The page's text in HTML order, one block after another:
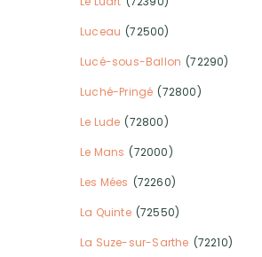
Luceau (72500)
Lucé-sous-Ballon (72290)
Luché-Pringé (72800)
Le Lude (72800)
Le Mans (72000)
Les Mées (72260)
La Quinte (72550)
La Suze-sur-Sarthe (72210)